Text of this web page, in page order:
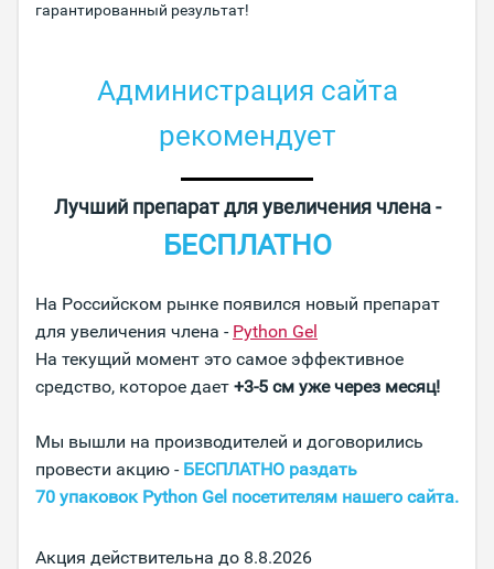
гарантированный результат!
Администрация сайта
рекомендует
Лучший препарат для увеличения члена -
БЕСПЛАТНО
На Российском рынке появился новый препарат
для увеличения члена - Python Gel
На текущий момент это самое эффективное
средство, которое дает +3-5 см уже через месяц!
Мы вышли на производителей и договорились
провести акцию - БЕСПЛАТНО раздать
70 упаковок Python Gel посетителям нашего сайта.
Акция действительна до 8.8.2026